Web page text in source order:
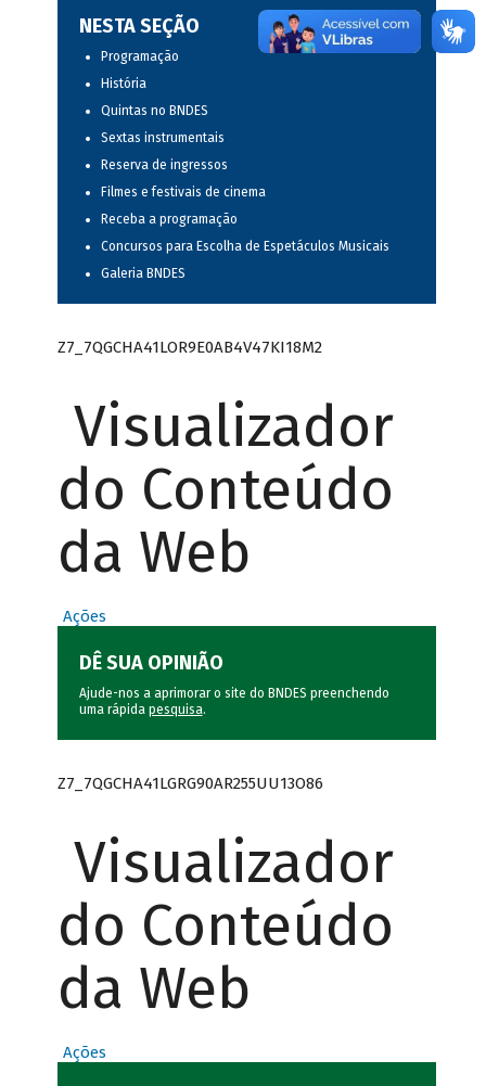
NESTA SEÇÃO
Programação
História
Quintas no BNDES
Sextas instrumentais
Reserva de ingressos
Filmes e festivais de cinema
Receba a programação
Concursos para Escolha de Espetáculos Musicais
Galeria BNDES
Z7_7QGCHA41LOR9E0AB4V47KI18M2
Visualizador
do Conteúdo
da Web
Ações
DÊ SUA OPINIÃO
Ajude-nos a aprimorar o site do BNDES preenchendo
uma rápida pesquisa.
Z7_7QGCHA41LGRG90AR255UU13O86
Visualizador
do Conteúdo
da Web
Ações